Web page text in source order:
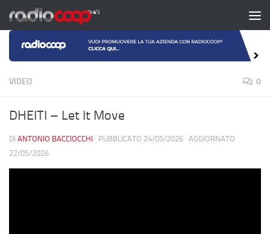
Salta al contenuto
VIDEO 0
DHEITI – Let It Move
DI ANTONIO BACCIOCCHI · PUBBLICATO 24/05/2026 · AGGIORNATO
22/05/2026